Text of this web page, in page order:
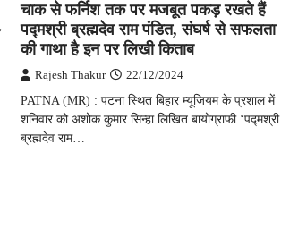
चाक से फर्निश तक पर मजबूत पकड़ रखते हैं
पद्मश्री ब्रह्मदेव राम पंडित, संघर्ष से सफलता
की गाथा है इन पर लिखी किताब
Rajesh Thakur 22/12/2024
PATNA (MR) : पटना स्थित बिहार म्यूजियम के प्रशाल में
शनिवार को अशोक कुमार सिन्हा लिखित बायोग्राफी ‘पद्मश्री
ब्रह्मदेव राम…